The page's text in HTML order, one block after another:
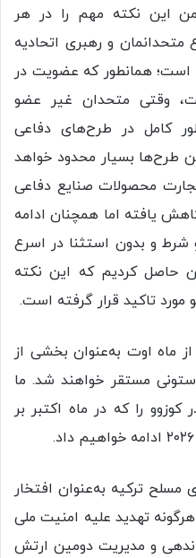
این نکته مهم را در هر
و رهبری اتحادیه
است؛ همانطور که عضویت در
وقتی متحدان غیر عضو
کامل در طرح‌های دفاعی
طرح‌ها بسیار محدود خواهد
محصولات صنایع دفاعی
یافته اما همچنان ادامه
شرط و بدون استثنا در اسرع
حاصل کردیم که این نکته
مورد تاکید قرار گرفته است.
جنگنده‌های اف-۱۶ ما از ماه اوت به‌عنوان بخشی از
مستقر خواهند شد. ما
را که در ماه اکتبر بر
مسلح ترکیه به‌عنوان افتخار
تهدید علیه امنیت ملی
و مدیریت دومین ارتش